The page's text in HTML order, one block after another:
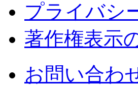
プライバシ
著作権表示
お問い合わ